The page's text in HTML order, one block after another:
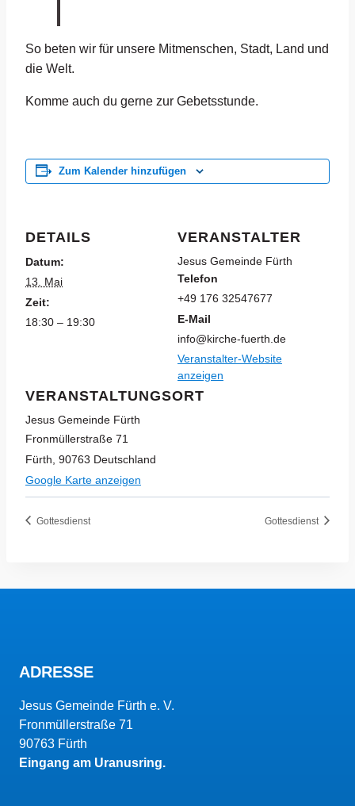
So beten wir für unsere Mitmenschen, Stadt, Land und
die Welt.
Komme auch du gerne zur Gebetsstunde.
Zum Kalender hinzufügen
DETAILS
Datum:
13. Mai
Zeit:
18:30 – 19:30
VERANSTALTUNGSORT
Jesus Gemeinde Fürth
Fronmüllerstraße 71
Fürth, 90763 Deutschland
Google Karte anzeigen
VERANSTALTER
Jesus Gemeinde Fürth
Telefon
+49 176 32547677
E-Mail
info@kirche-fuerth.de
Veranstalter-Website
anzeigen
Gottesdienst Gottesdienst
ADRESSE
Jesus Gemeinde Fürth e. V.
Fronmüllerstraße 71
90763 Fürth
Eingang am Uranusring.